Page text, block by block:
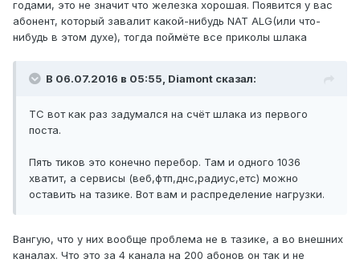
годами, это не значит что железка хорошая. Появится у вас
абонент, который завалит какой-нибудь NAT ALG(или что-
нибудь в этом духе), тогда поймёте все приколы шлака
В 06.07.2016 в 05:55, Diamont сказал:
ТС вот как раз задумался на счёт шлака из первого
поста.
Пять тиков это конечно перебор. Там и одного 1036
хватит, а сервисы (веб,фтп,днс,радиус,етс) можно
оставить на тазике. Вот вам и распределение нагрузки.
Вангую, что у них вообще проблема не в тазике, а во внешних
каналах. Что это за 4 канала на 200 абонов он так и не